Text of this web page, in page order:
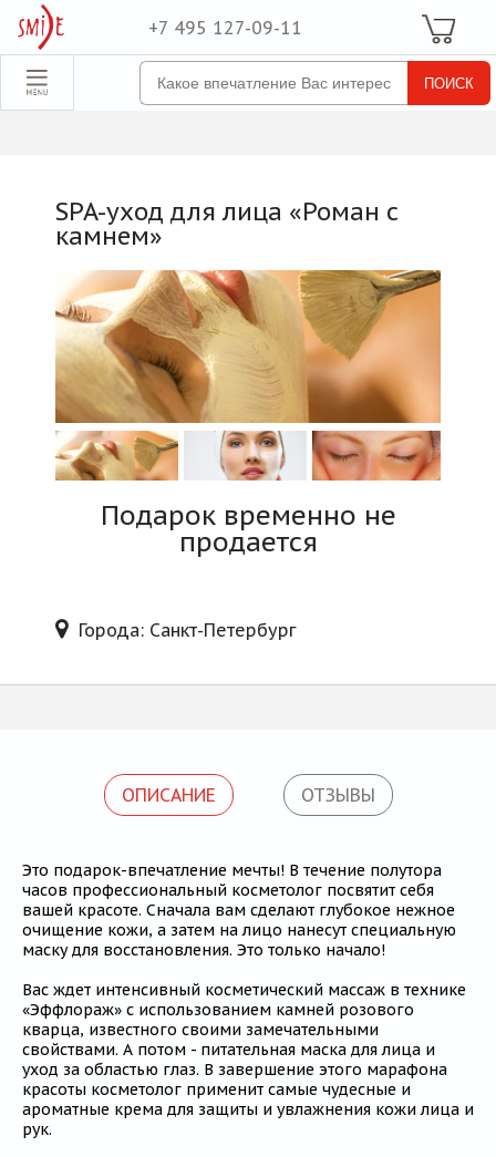
Для неё
набор
Для двоих
SPA
поводу
компании
наборы
+7 495 127-09-11 Ваша Корзина
SPA-уход для лица «Роман с
камнем»
Подарок временно не
продается
Города: Санкт-Петербург
ОПИСАНИЕ ОТЗЫВЫ
Это подарок-впечатление мечты! В течение полутора
часов профессиональный косметолог посвятит себя
вашей красоте. Сначала вам сделают глубокое нежное
очищение кожи, а затем на лицо нанесут специальную
маску для восстановления. Это только начало!
Вас ждет интенсивный косметический массаж в технике
«Эффлораж» с использованием камней розового
кварца, известного своими замечательными
свойствами. А потом - питательная маска для лица и
уход за областью глаз. В завершение этого марафона
красоты косметолог применит самые чудесные и
ароматные крема для защиты и увлажнения кожи лица и
рук.